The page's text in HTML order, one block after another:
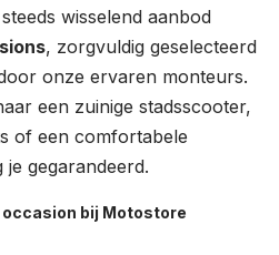
wisselend aanbod
, zorgvuldig geselecteerd
onze ervaren monteurs.
een zuinige stadsscooter,
of een comfortabele
gegarandeerd.
occasion bij Motostore